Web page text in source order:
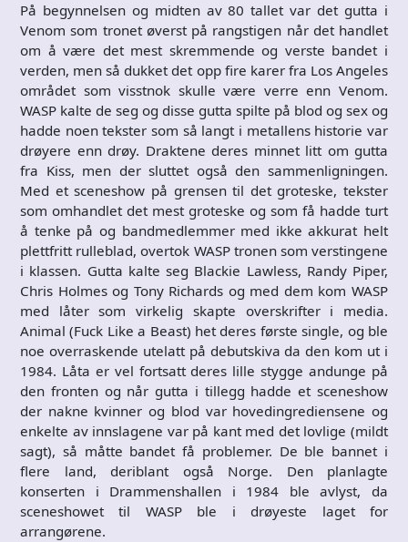
På begynnelsen og midten av 80 tallet var det gutta i
Venom som tronet øverst på rangstigen når det handlet
om å være det mest skremmende og verste bandet i
verden, men så dukket det opp fire karer fra Los Angeles
området som visstnok skulle være verre enn Venom.
WASP kalte de seg og disse gutta spilte på blod og sex og
hadde noen tekster som så langt i metallens historie var
drøyere enn drøy. Draktene deres minnet litt om gutta
fra Kiss, men der sluttet også den sammenligningen.
Med et sceneshow på grensen til det groteske, tekster
som omhandlet det mest groteske og som få hadde turt
å tenke på og bandmedlemmer med ikke akkurat helt
plettfritt rulleblad, overtok WASP tronen som verstingene
i klassen. Gutta kalte seg Blackie Lawless, Randy Piper,
Chris Holmes og Tony Richards og med dem kom WASP
med låter som virkelig skapte overskrifter i media.
Animal (Fuck Like a Beast) het deres første single, og ble
noe overraskende utelatt på debutskiva da den kom ut i
1984. Låta er vel fortsatt deres lille stygge andunge på
den fronten og når gutta i tillegg hadde et sceneshow
der nakne kvinner og blod var hovedingrediensene og
enkelte av innslagene var på kant med det lovlige (mildt
sagt), så måtte bandet få problemer. De ble bannet i
flere land, deriblant også Norge. Den planlagte
konserten i Drammenshallen i 1984 ble avlyst, da
sceneshowet til WASP ble i drøyeste laget for
arrangørene.